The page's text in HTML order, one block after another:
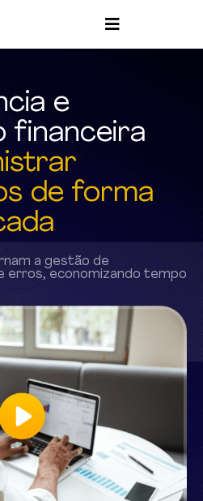
e
financeira
de forma
a gestão de
erros, economizando tempo